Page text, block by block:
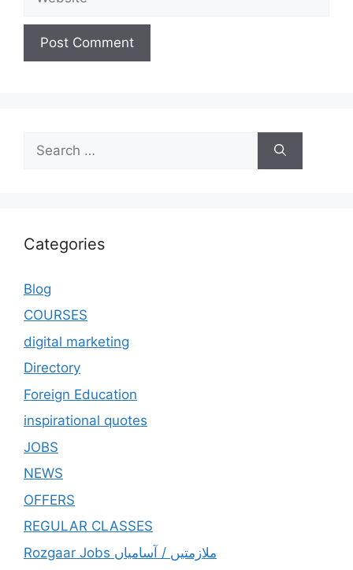
Categories
Blog
COURSES
digital marketing
Directory
Foreign Education
inspirational quotes
JOBS
NEWS
OFFERS
REGULAR CLASSES
Rozgaar Jobs ملازمتيں / آسامياں